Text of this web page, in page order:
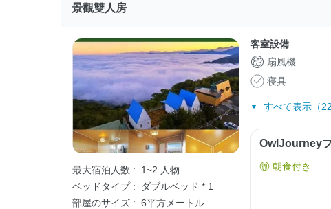
景觀雙人房
最大宿泊人数 :
1~2 人物
ベッドタイプ :
ダブルベッド * 1
部屋のサイズ : 6平方メートル
客室設備
扇風機
寝具
すべて表示（22
OwlJourney
朝食付き